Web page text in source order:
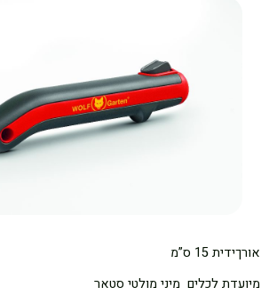
אורךידית 15 ס”מ
מיועדת לכלים מיני מולטי סטאר